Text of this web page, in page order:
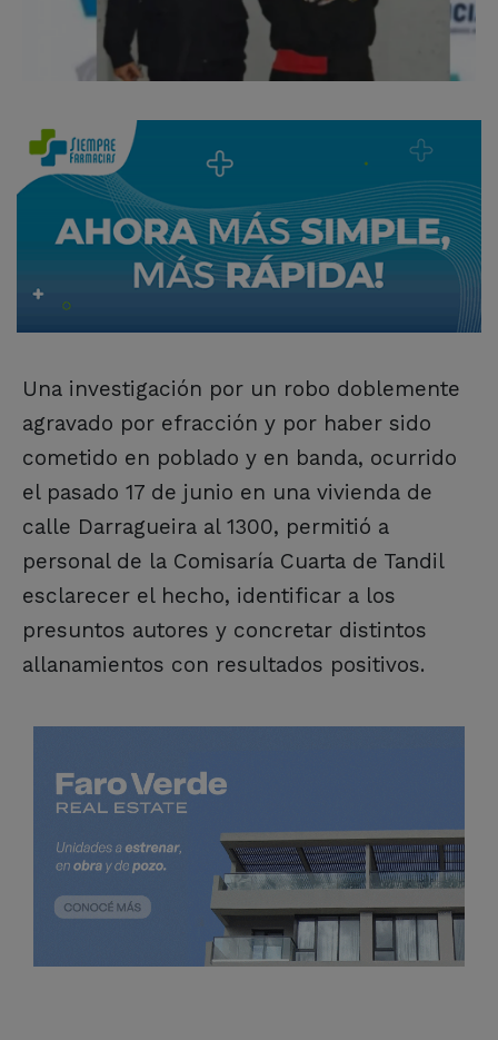
Una investigación por un robo doblemente
agravado por efracción y por haber sido
cometido en poblado y en banda, ocurrido
el pasado 17 de junio en una vivienda de
calle Darragueira al 1300, permitió a
personal de la Comisaría Cuarta de Tandil
esclarecer el hecho, identificar a los
presuntos autores y concretar distintos
allanamientos con resultados positivos.